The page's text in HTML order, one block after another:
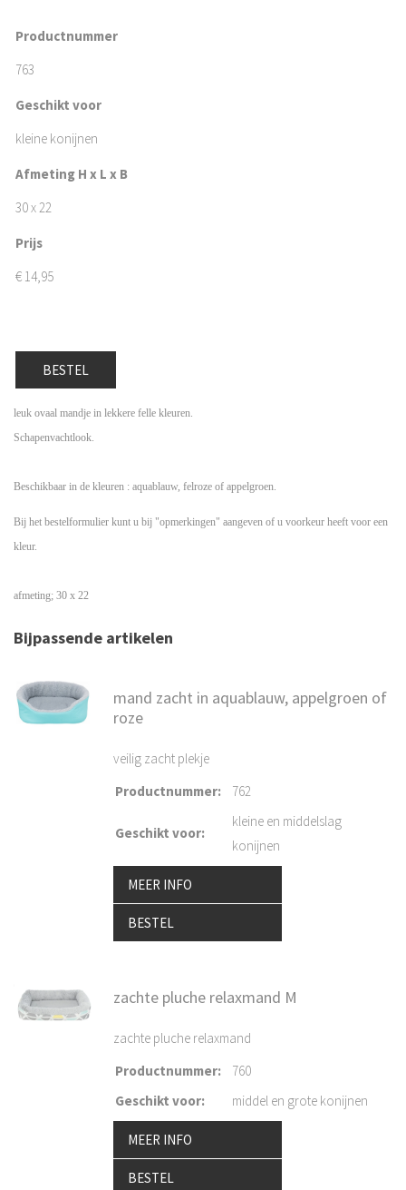
Productnummer
763
Geschikt voor
kleine konijnen
Afmeting H x L x B
30 x 22
Prijs
€ 14,95
BESTEL
leuk ovaal mandje in lekkere felle kleuren.
Schapenvachtlook.
Beschikbaar in de kleuren : aquablauw, felroze of appelgroen.
Bij het bestelformulier kunt u bij "opmerkingen" aangeven of u voorkeur heeft voor een
kleur.
afmeting; 30 x 22
Bijpassende artikelen
mand zacht in aquablauw, appelgroen of
roze
veilig zacht plekje
Productnummer: 762
Geschikt voor:
kleine en middelslag
konijnen
MEER INFO
BESTEL
zachte pluche relaxmand M
zachte pluche relaxmand
Productnummer:
760
Geschikt voor: middel en grote konijnen
MEER INFO
BESTEL